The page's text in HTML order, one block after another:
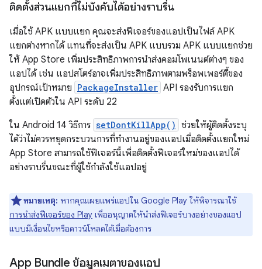
ติดตั้งส่วนแยกที่ไม่บังคับได้อย่างราบรื่น
เมื่อใช้ APK แบบแยก คุณจะส่งฟีเจอร์ของแอปเป็นไฟล์ APK
แยกต่างหากได้ แทนที่จะส่งเป็น APK แบบรวม APK แบบแยกช่วย
ให้ App Store เพิ่มประสิทธิภาพการนำส่งคอมโพเนนต์ต่างๆ ของ
แอปได้ เช่น แอปสโตร์อาจเพิ่มประสิทธิภาพตามพร็อพเพอร์ตี้ของ
อุปกรณ์เป้าหมาย PackageInstaller API รองรับการแยก
ตั้งแต่เปิดตัวใน API ระดับ 22
ใน Android 14 วิธีการ setDontKillApp() ช่วยให้ผู้ติดตั้งระบุ
ได้ว่าไม่ควรหยุดกระบวนการที่ทำงานอยู่ของแอปเมื่อติดตั้งแยกใหม่
App Store สามารถใช้ฟีเจอร์นี้เพื่อติดตั้งฟีเจอร์ใหม่ของแอปได้
อย่างราบรื่นขณะที่ผู้ใช้กำลังใช้แอปอยู่
หมายเหตุ: หากคุณเผยแพร่แอปใน Google Play ให้พิจารณาใช้
การนำส่งฟีเจอร์ของ Play เพื่ออนุญาตให้นำส่งฟีเจอร์บางอย่างของแอป
แบบมีเงื่อนไขหรือดาวน์โหลดได้เมื่อต้องการ
App Bundle ข้อมูลเมตาของแอป